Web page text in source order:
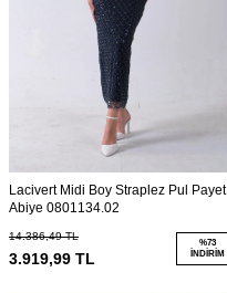
Lacivert Midi Boy Straplez Pul Payet
Abiye 0801134.02
14.386,49TL
3.919,99 TL
%73
İNDIRIM